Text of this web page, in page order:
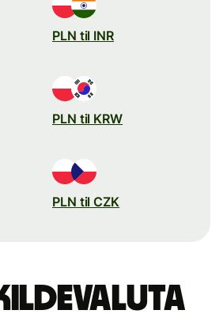
PLN til INR
PLN til KRW
PLN til CZK